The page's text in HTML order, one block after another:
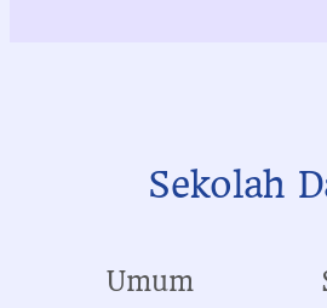
Sekolah
Umum